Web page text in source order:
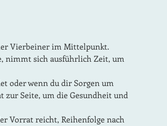
Vierbeiner im Mittelpunkt.
nimmt sich ausführlich Zeit, um
oder wenn du dir Sorgen um
zur Seite, um die Gesundheit und
Vorrat reicht, Reihenfolge nach